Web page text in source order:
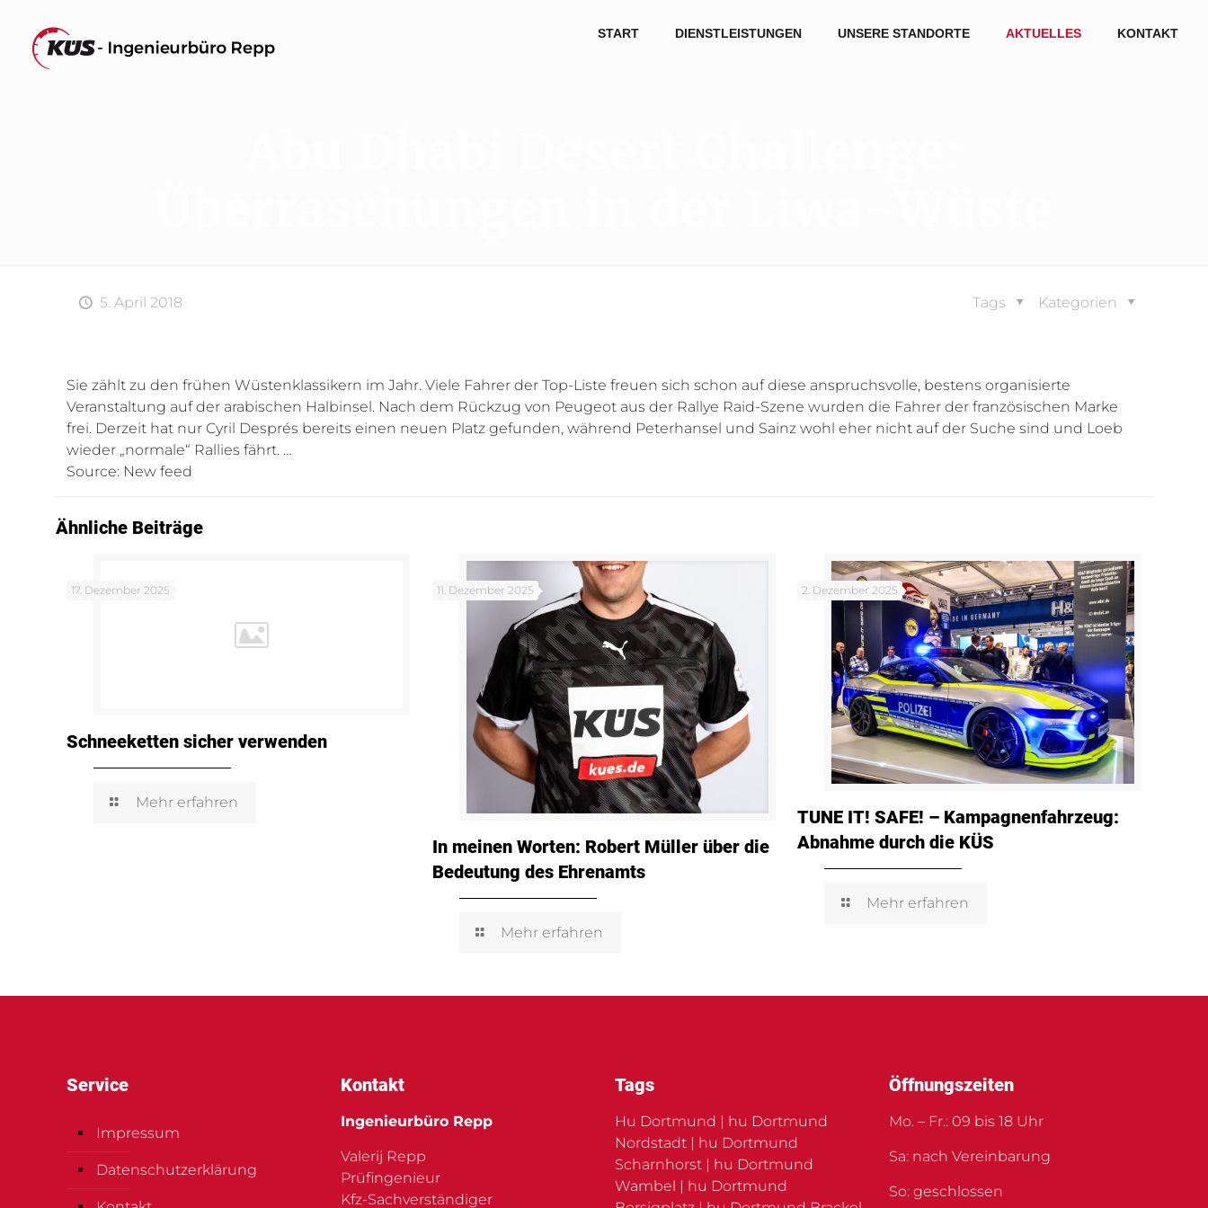
START DIENSTLEISTUNGEN UNSERE STANDORTE AKTUELLES KONTAKT
5. April 2018 Kategorien
Tags
Sie zählt zu den frühen Wüstenklassikern im Jahr. Viele Fahrer der Top-Liste freuen sich schon auf diese anspruchsvolle, bestens organisierte
Veranstaltung auf der arabischen Halbinsel. Nach dem Rückzug von Peugeot aus der Rallye Raid-Szene wurden die Fahrer der französischen Marke
frei. Derzeit hat nur Cyril Després bereits einen neuen Platz gefunden, während Peterhansel und Sainz wohl eher nicht auf der Suche sind und Loeb
wieder „normale“ Rallies fährt. …
Source: New feed
Ähnliche Beiträge
17. Dezember 2025
Schneeketten sicher verwenden
Mehr erfahren
11. Dezember 2025
In meinen Worten: Robert Müller über die
Bedeutung des Ehrenamts
Mehr erfahren
2. Dezember 2025
TUNE IT! SAFE! – Kampagnenfahrzeug:
Abnahme durch die KÜS
Mehr erfahren
Service
Impressum
Datenschutzerklärung
Kontakt
Ingenieurbüro Repp
Valerij Repp
Prüfingenieur
Kfz-Sachverständiger
Tags
Hu Dortmund | hu Dortmund
Nordstadt | hu Dortmund
Scharnhorst | hu Dortmund
Wambel | hu Dortmund
Öffnungszeiten
Mo. – Fr.: 09 bis 18 Uhr
Sa: nach Vereinbarung
So: geschlossen